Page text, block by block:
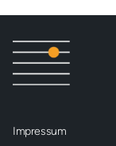
Impressum